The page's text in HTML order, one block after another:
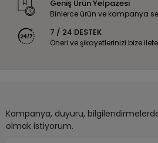
Geniş Ürün Yelpazesi
Binlerce ürün ve kampanya
7 / 24 DESTEK
Öneri ve şikayetlerinizi bize
Kampanya, duyuru,
olmak istiyorum.